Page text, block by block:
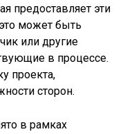
предоставляет эти
может быть
или другие
в процессе.
проекта,
сторон.
в рамках